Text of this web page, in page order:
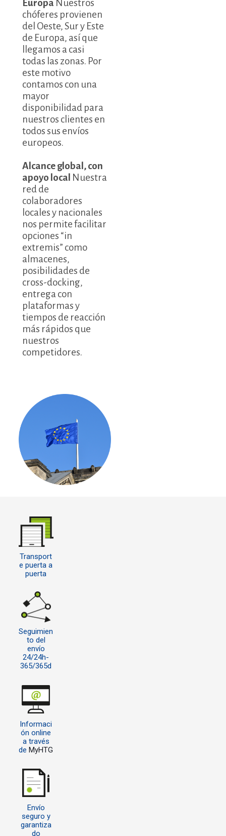
Europa Nuestros
chóferes provienen
del Oeste, Sur y Este
de Europa, así que
llegamos a casi
todas las zonas. Por
este motivo
contamos con una
mayor
disponibilidad para
nuestros clientes en
todos sus envíos
europeos.
Alcance global, con
apoyo local Nuestra
red de
colaboradores
locales y nacionales
nos permite facilitar
opciones “in
extremis” como
almacenes,
posibilidades de
cross-docking,
entrega con
plataformas y
tiempos de reacción
más rápidos que
nuestros
competidores.
Transport
e puerta a
puerta
Seguimien
to del
envío
24/24h-
365/365d
Informaci
ón online
a través
deMyHTG
Envío
seguro y
garantiza
do